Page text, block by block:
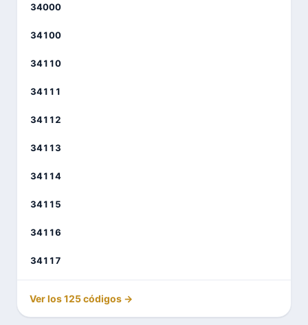
34000
34100
34110
34111
34112
34113
34114
34115
34116
34117
Ver los 125 códigos →